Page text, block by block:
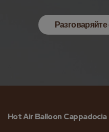
Hot Air Balloon Cappadocia